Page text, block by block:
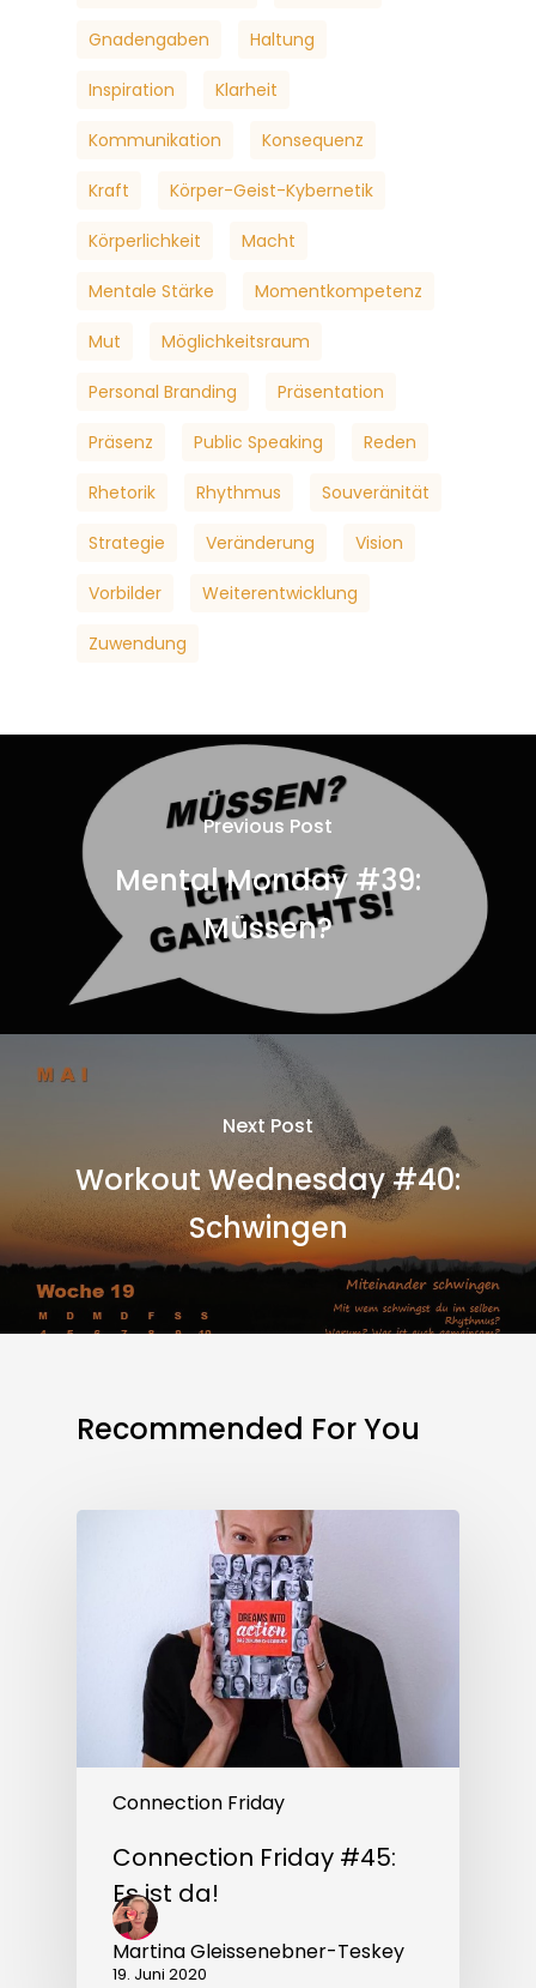
Gnadengaben Haltung
Inspiration Klarheit
Kommunikation Konsequenz
Kraft Körper-Geist-Kybernetik
Körperlichkeit Macht
Mentale Stärke Momentkompetenz
Mut Möglichkeitsraum
Personal Branding Präsentation
Präsenz Public Speaking Reden
Rhetorik Rhythmus Souveränität
Strategie Veränderung Vision
Vorbilder Weiterentwicklung
Zuwendung
Previous Post
Mental Monday #39:
Müssen?
Next Post
Workout Wednesday #40:
Schwingen
Recommended For You
Connection Friday
Connection
Connection Friday #45:
Es ist da!
Martina Gleissenebner-Teskey
19. Juni 2020